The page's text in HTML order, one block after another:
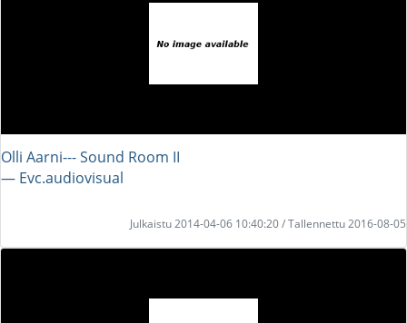
Olli Aarni--- Sound Room II
― Evc.audiovisual
Julkaistu 2014-04-06 10:40:20 / Tallennettu 2016-08-05